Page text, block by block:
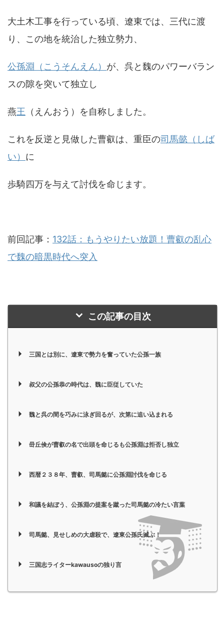
大土木工事を行っている頃、遼東では、三代に渡
り、この地を統治した独立勢力、
公孫淵（こうそんえん） が、呉と魏のパワーバラン
スの隙を突いて独立し
燕王 （えんおう）を自称しました。
これを反逆と見做した曹叡は、重臣の司馬懿（しば
い） に
歩騎四万を与えて討伐を命じます。
前回記事： 132話：もうやりたい放題！曹叡の乱心
で魏の暗黒時代へ突入
この記事の目次
三国とは別に、遼東で勢力を奮っていた公孫一族
叔父の公孫恭の時代は、魏に臣従していた
魏と呉の間を巧みに泳ぎ回るが、次第に追い込まれる
毌丘倹が曹叡の名で出頭を命じるも公孫淵は拒否し独立
西暦２３８年、曹叡、司馬懿に公孫淵討伐を命じる
和議を結ぼう、公孫淵の提案を蹴った司馬懿の冷たい言葉
司馬懿、見せしめの大虐殺で、遼東公孫氏滅ぶ！
三国志ライターkawausoの独り言